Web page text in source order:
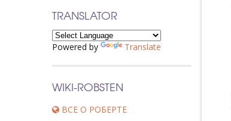
TRANSLATOR
Powered by Translate
WIKI-ROBSTEN
ВСЕ О РОБЕРТЕ